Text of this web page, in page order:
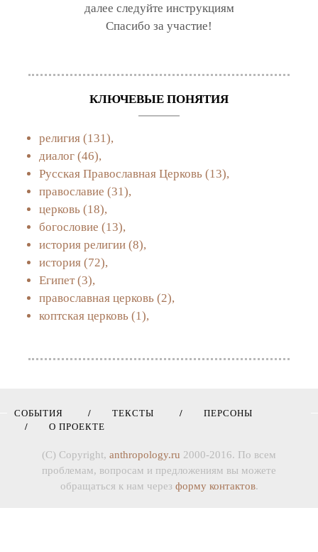
далее следуйте инструкциям
Спасибо за участие!
КЛЮЧЕВЫЕ ПОНЯТИЯ
религия (131),
диалог (46),
Русская Православная Церковь (13),
православие (31),
церковь (18),
богословие (13),
история религии (8),
история (72),
Египет (3),
православная церковь (2),
коптская церковь (1),
СОБЫТИЯ ТЕКСТЫ
ПЕРСОНЫ
О ПРОЕКТЕ
(C) Copyright, anthropology.ru 2000-2016. По всем
проблемам, вопросам и предложениям вы можете
обращаться к нам через форму контактов.